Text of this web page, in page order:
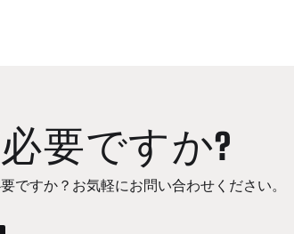
要ですか?
ですか？お気軽にお問い合わせください。